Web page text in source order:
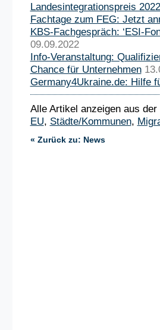
Landesintegrationspreis
Fachtage zum FEG: Jetzt
KBS-Fachgespräch: ‘ESI-
09.09.2022
Info-Veranstaltung:
Chance für Unternehmen
Germany4Ukraine.de: Hilfe
Alle Artikel anzeigen aus
EU, Städte/Kommunen,
« Zurück zu: News